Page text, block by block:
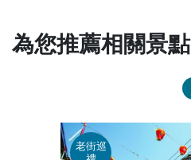
為您推薦相關景點
老街巡